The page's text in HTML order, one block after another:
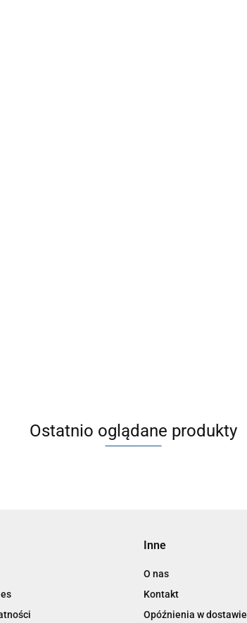
Ostatnio oglądane produkty
Inne
O nas
Kontakt
Opóźnienia w dostawie